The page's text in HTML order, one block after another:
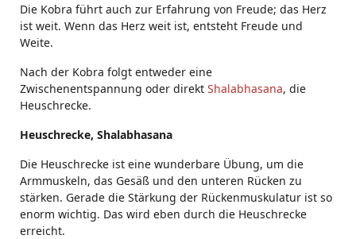
Die Kobra führt auch zur Erfahrung von Freude; das Herz
ist weit. Wenn das Herz weit ist, entsteht Freude und
Weite.
Nach der Kobra folgt entweder eine
Zwischenentspannung oder direkt Shalabhasana, die
Heuschrecke.
Heuschrecke, Shalabhasana
Die Heuschrecke ist eine wunderbare Übung, um die
Armmuskeln, das Gesäß und den unteren Rücken zu
stärken. Gerade die Stärkung der Rückenmuskulatur ist so
enorm wichtig. Das wird eben durch die Heuschrecke
erreicht.